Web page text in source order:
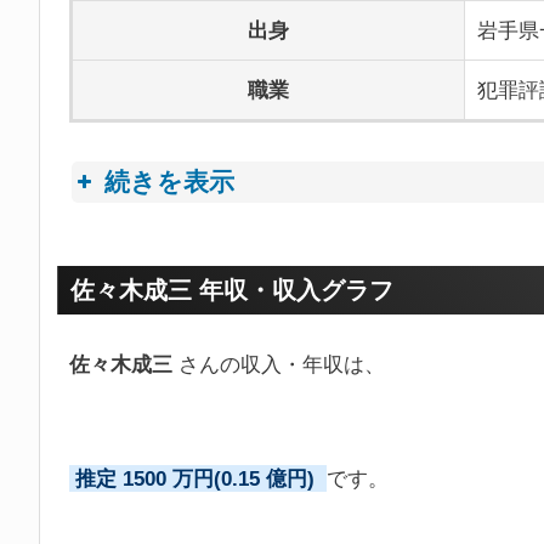
出身 岩手
職業 犯罪評
続きを表示
プロフィールトピック
佐々木成三 年収・収入グラフ
佐々木成三 さんの収入・年収は、
推定 1500 万円(0.15 億円) です。